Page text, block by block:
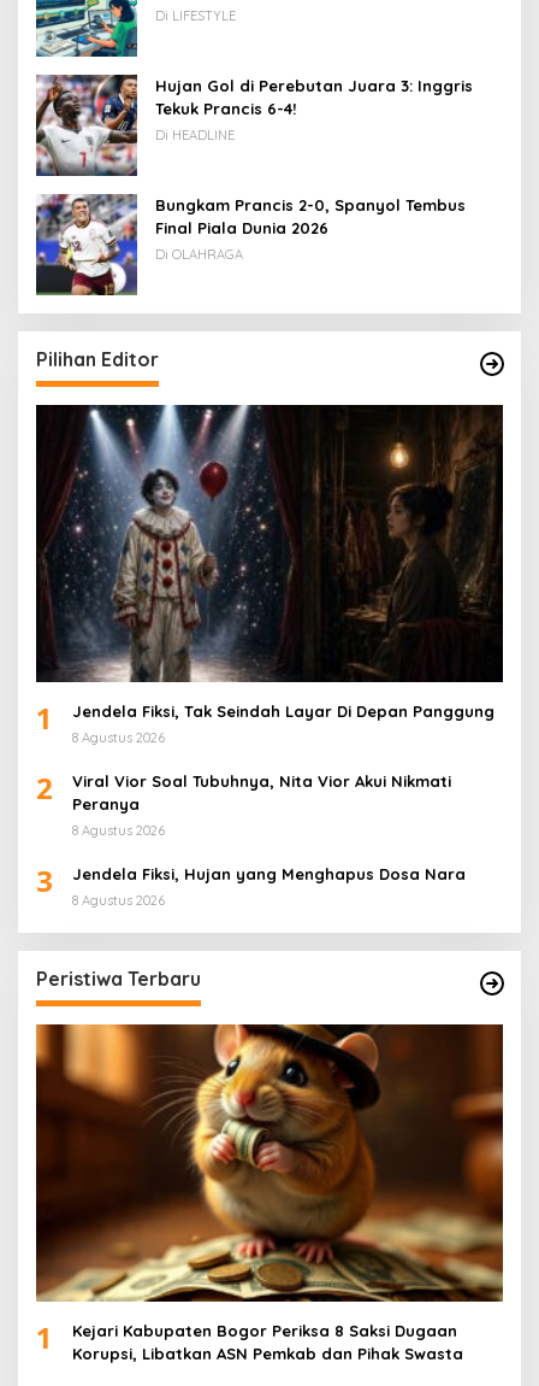
Rupiah
Di LIFESTYLE
Hujan Gol di Perebutan Juara 3: Inggris
Tekuk Prancis 6-4!
Di HEADLINE
Bungkam Prancis 2-0, Spanyol Tembus
Final Piala Dunia 2026
Di OLAHRAGA
Pilihan Editor
1 Jendela Fiksi, Tak Seindah Layar Di Depan Panggung
8 Agustus 2026
2
Viral Vior Soal Tubuhnya, Nita Vior Akui Nikmati
Peranya
8 Agustus 2026
3 Jendela Fiksi, Hujan yang Menghapus Dosa Nara
8 Agustus 2026
Peristiwa Terbaru
1
Kejari Kabupaten Bogor Periksa 8 Saksi Dugaan
Korupsi, Libatkan ASN Pemkab dan Pihak Swasta